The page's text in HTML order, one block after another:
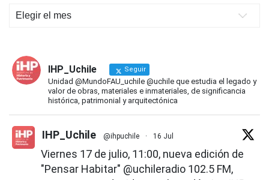
Novedades
IHP_Uchile Seguir
Unidad @MundoFAU_uchile @uchile que estudia el legado y
valor de obras, materiales e inmateriales, de significancia
histórica, patrimonial y arquitectónica
IHP_Uchile @ihpuchile · 16 Jul
Viernes 17 de julio, 11:00, nueva edición de
"Pensar Habitar" @uchileradio 102.5 FM,